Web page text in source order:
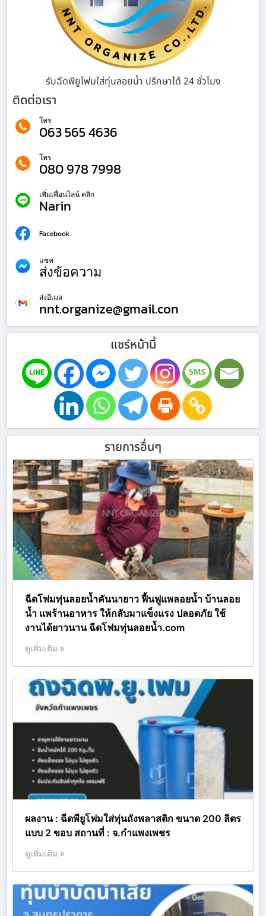
รับฉีดพียูโฟมใส่ทุ่นลอยน้ำ ปรึกษาได้ 24 ชั่วโมง
ติดต่อเรา
โทร
063 565 4636
โทร
080 978 7998
เพิ่มเพื่อนไลน์ คลิก
Narin
Facebook
แชท
ส่งข้อความ
ส่งอีเมล
nnt.organize@gmail.con
แชร์หน้านี้
รายการอื่นๆ
ฉีดโฟมทุ่นลอยน้ำคันนายาว ฟื้นฟูแพลอยน้ำ บ้านลอย
น้ำ แพร้านอาหาร ให้กลับมาแข็งแรง ปลอดภัย ใช้
งานได้ยาวนาน ฉีดโฟมทุ่นลอยน้ำ.com
ดูเพิ่มเติม »
ผลงาน : ฉีดพียูโฟมใส่ทุ่นถังพลาสติก ขนาด 200 ลิตร
แบบ 2 ขอบ สถานที่ : จ.กำแพงเพชร
ดูเพิ่มเติม »